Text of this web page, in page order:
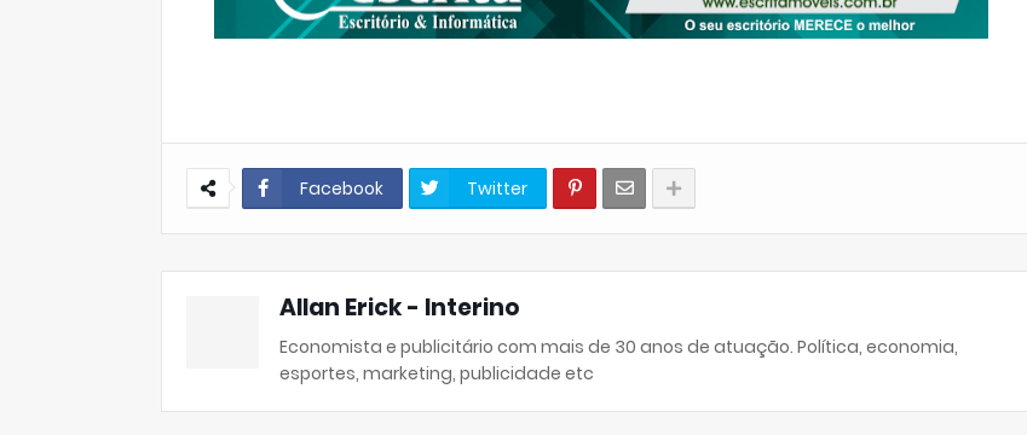
Facebook Twitter
Allan Erick - Interino
Economista e publicitário com mais de 30 anos de atuação. Política, economia,
esportes, marketing, publicidade etc